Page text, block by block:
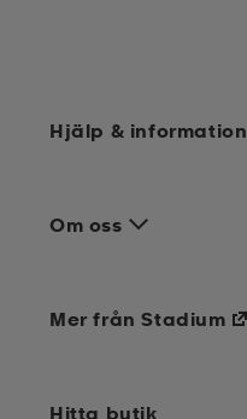
Hjälp & information
Om oss
Mer från Stadium
Hitta butik